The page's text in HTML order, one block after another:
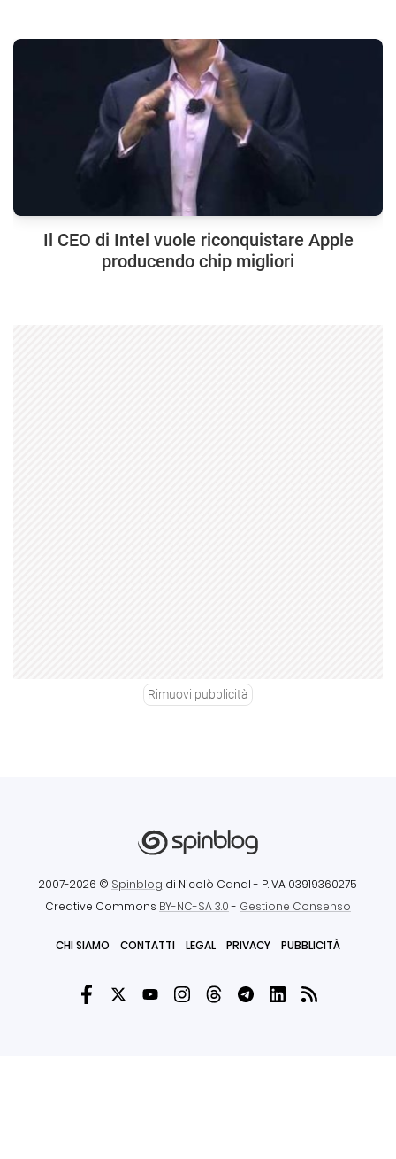
Il CEO di Intel vuole riconquistare Apple
producendo chip migliori
Rimuovi pubblicità
2007-2026 © Spinblog di Nicolò Canal - P.IVA 03919360275
Creative Commons BY-NC-SA 3.0- Gestione Consenso
CHI SIAMO CONTATTI LEGAL PRIVACY PUBBLICITÀ